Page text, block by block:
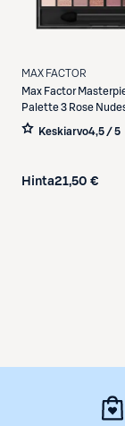
MAX FACTOR
Max Factor
Palette 3 Rose
Keskiarvo4,5 / 5
Hinta21,50 €